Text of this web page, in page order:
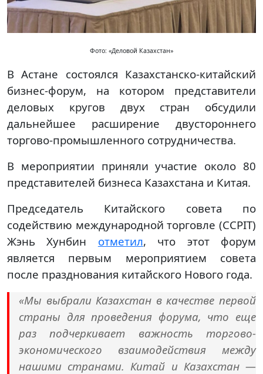
Фото: «Деловой Казахстан»
В Астане состоялся Казахстанско-китайский
бизнес-форум, на котором представители
деловых кругов двух стран обсудили
дальнейшее расширение двустороннего
торгово-промышленного сотрудничества.
В мероприятии приняли участие около 80
представителей бизнеса Казахстана и Китая.
Председатель Китайского совета по
содействию международной торговле (CCPIT)
Жэнь Хунбин отметил, что этот форум
является первым мероприятием совета
после празднования китайского Нового года.
«Мы выбрали Казахстан в качестве первой
страны для проведения форума, что еще
раз подчеркивает важность торгово-
экономического взаимодействия между
нашими странами. Китай и Казахстан —